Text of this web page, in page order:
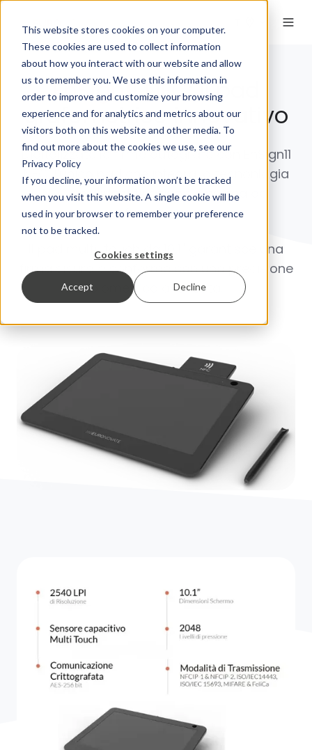
This website stores cookies on your computer.
These cookies are used to collect information
about how you interact with our website and allow
us to remember you. We use this information in
order to improve and customize your browsing
experience and for analytics and metrics about our
visitors both on this website and other media. To
find out more about the cookies we use, see our
Privacy Policy
If you decline, your information won’t be tracked
when you visit this website. A single cookie will be
used in your browser to remember your preference
not to be tracked.
Cookies settings
Accept Decline
EnSign11 NFC: il pad
grafometrico innovativo
Digitalizzate le firme autografe con EnSign11
NFC, l'unico pad che integra la tecnonlogia
NFC per l'identificazione a norma del
firmatario.
Il pad multi-touch da 10,1" garantisce una
firma sicura e conforme con una precisione
biometrica avanzata.